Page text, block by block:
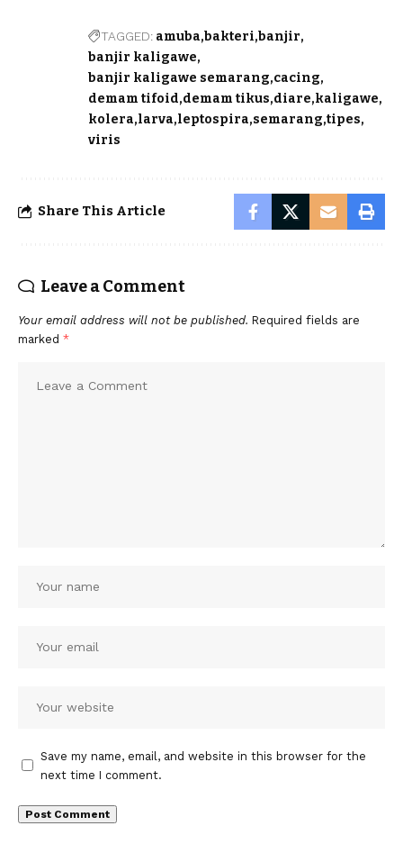
TAGGED: amuba bakteri banjir
banjir kaligawe
banjir kaligawe semarang cacing
demam tifoid demam tikus diare kaligawe
kolera larva leptospira semarang tipes
viris
Share This Article
Leave a Comment
Your email address will not be published. Required fields are
marked *
Save my name, email, and website in this browser for the
next time I comment.